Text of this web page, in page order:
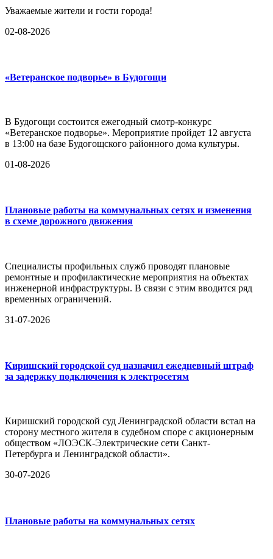
Уважаемые жители и гости города!
02-08-2026
«Ветеранское подворье» в Будогощи
В Будогощи состоится ежегодный смотр-конкурс
«Ветеранское подворье». Мероприятие пройдет 12 августа
в 13:00 на базе Будогощского районного дома культуры.
01-08-2026
Плановые работы на коммунальных сетях и изменения
в схеме дорожного движения
Специалисты профильных служб проводят плановые
ремонтные и профилактические мероприятия на объектах
инженерной инфраструктуры. В связи с этим вводится ряд
временных ограничений.
31-07-2026
Киришский городской суд назначил ежедневный штраф
за задержку подключения к электросетям
Киришский городской суд Ленинградской области встал на
сторону местного жителя в судебном споре с акционерным
обществом «ЛОЭСК-Электрические сети Санкт-
Петербурга и Ленинградской области».
30-07-2026
Плановые работы на коммунальных сетях